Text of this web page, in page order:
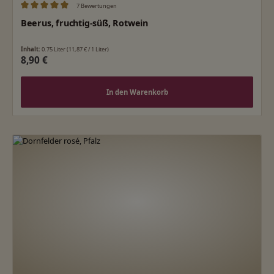
7 Bewertungen
Beerus, fruchtig-süß, Rotwein
Inhalt: 0.75 Liter(11,87 € / 1 Liter)
Regulärer Preis:
8,90 €
In den Warenkorb